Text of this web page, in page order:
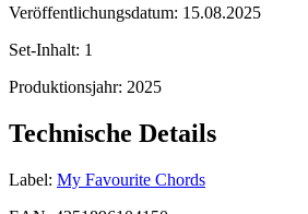
Veröffentlichungsdatum: 15.08.2025
Set-Inhalt: 1
Produktionsjahr: 2025
Technische Details
Label: My Favourite Chords